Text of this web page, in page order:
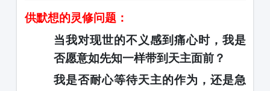
供默想的灵修问题：
当我对现世的不义感到痛心时，我是
否愿意如先知一样带到天主面前？
我是否耐心等待天主的作为，还是急